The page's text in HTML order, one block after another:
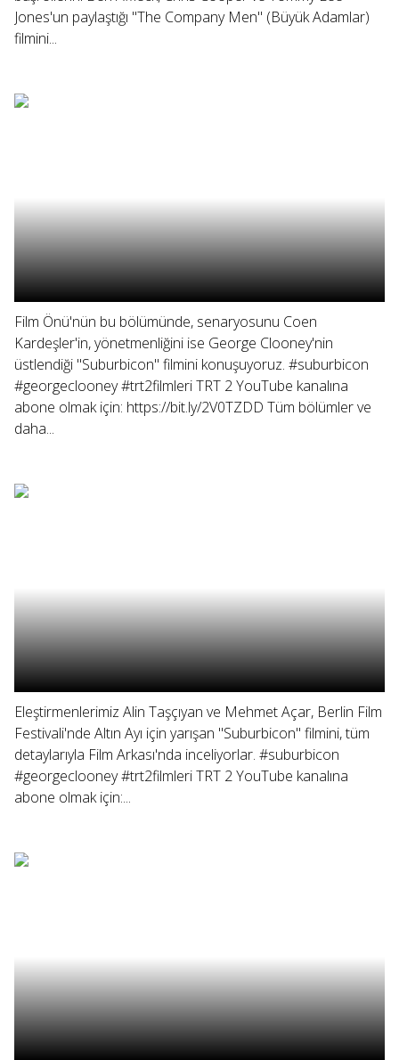
Jones'un paylaştığı "The Company Men" (Büyük Adamlar)
filmini...
Film Önü'nün bu bölümünde, senaryosunu Coen
Kardeşler'in, yönetmenliğini ise George Clooney'nin
üstlendiği "Suburbicon" filmini konuşuyoruz. #suburbicon
#georgeclooney #trt2filmleri TRT 2 YouTube kanalına
abone olmak için: https://bit.ly/2V0TZDD Tüm bölümler ve
daha...
Eleştirmenlerimiz Alin Taşçıyan ve Mehmet Açar, Berlin Film
Festivali'nde Altın Ayı için yarışan "Suburbicon" filmini, tüm
detaylarıyla Film Arkası'nda inceliyorlar. #suburbicon
#georgeclooney #trt2filmleri TRT 2 YouTube kanalına
abone olmak için:...